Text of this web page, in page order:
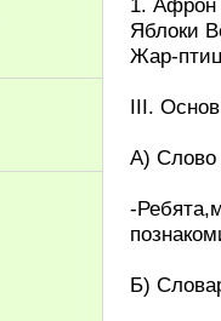
Яблоки
Жар-
III.
А) Слово
-
Б)